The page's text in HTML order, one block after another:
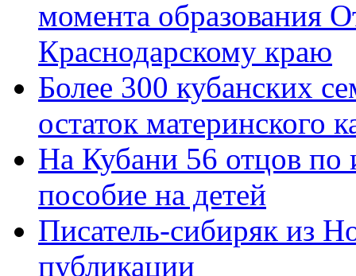
момента образования
Краснодарскому краю
Более 300 кубанских
остаток материнского
На Кубани 56 отцов по
пособие на детей
Писатель-сибиряк из
публикации